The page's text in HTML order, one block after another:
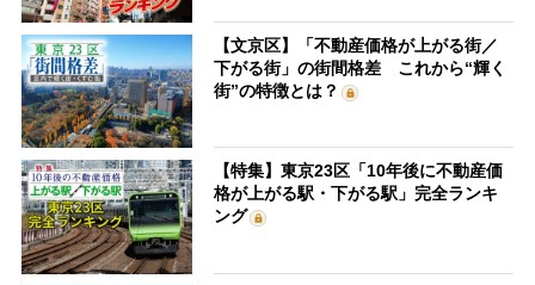
【文京区】「不動産価格が上がる街／
下がる街」の街間格差 これから“輝く
街”の特徴とは？
【特集】東京23区「10年後に不動産価
格が上がる駅・下がる駅」完全ランキ
ング